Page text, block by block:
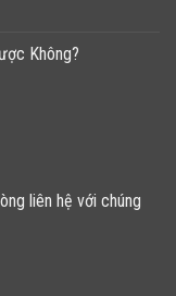
Không?
liên hệ với chúng